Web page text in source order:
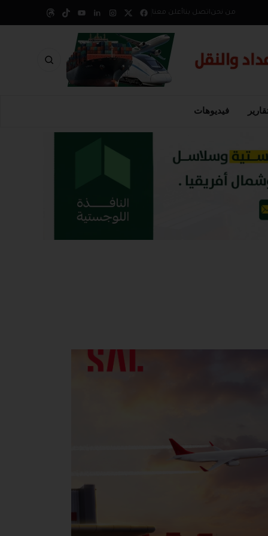
من نحناتصل بناأعلن معنا
فيديوهات